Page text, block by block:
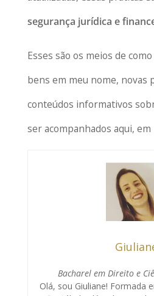
segurança jurídica e
Esses são os meios de
bens em meu nome, novas
conteúdos informativos
ser acompanhados aqui, em
Bacharel em Direito e
Olá, sou Giuliane! Formada